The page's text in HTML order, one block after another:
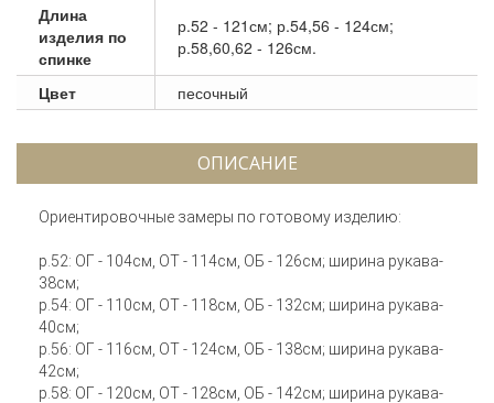
Длина
изделия по
спинке
р.52 - 121см; р.54,56 - 124см;
р.58,60,62 - 126см.
Цвет песочный
ОПИСАНИЕ
Ориентировочные замеры по готовому изделию:
р.52: ОГ - 104см, ОТ - 114см, ОБ - 126см; ширина рукава-
38см;
р.54: ОГ - 110см, ОТ - 118см, ОБ - 132см; ширина рукава-
40см;
р.56: ОГ - 116см, ОТ - 124см, ОБ - 138см; ширина рукава-
42см;
р.58: ОГ - 120см, ОТ - 128см, ОБ - 142см; ширина рукава-